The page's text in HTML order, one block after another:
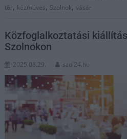
tér, kézműves, Szolnok,vásár
Közfoglalkoztatási
Szolnokon
2025.08.29. szol24.hu